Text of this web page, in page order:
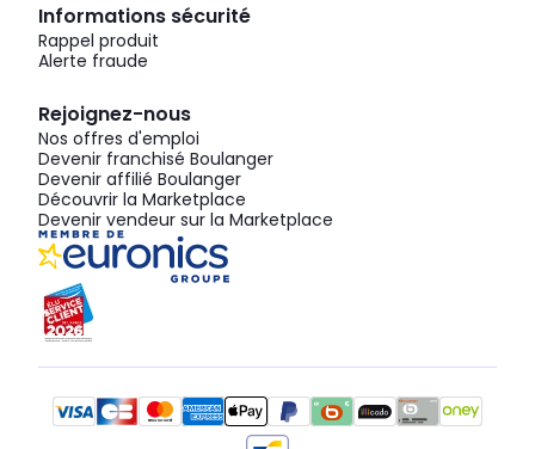
Informations sécurité
Rappel produit
Alerte fraude
Rejoignez-nous
Nos offres d'emploi
Devenir franchisé Boulanger
Devenir affilié Boulanger
Découvrir la Marketplace
Devenir vendeur sur la Marketplace